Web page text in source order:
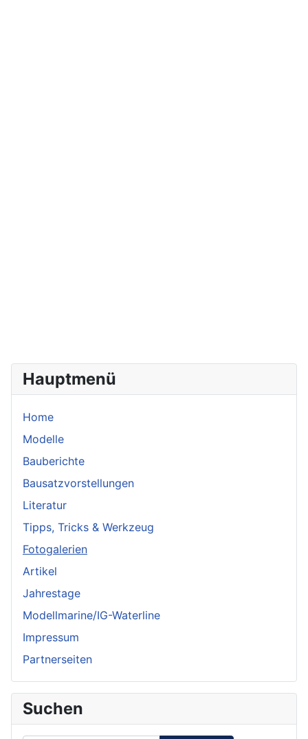
Hauptmenü
Home
Modelle
Bauberichte
Bausatzvorstellungen
Literatur
Tipps, Tricks & Werkzeug
Fotogalerien
Artikel
Jahrestage
Modellmarine/IG-Waterline
Impressum
Partnerseiten
Suchen